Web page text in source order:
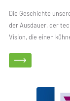
Die Geschichte
der Ausdauer, der
Vision, die einen